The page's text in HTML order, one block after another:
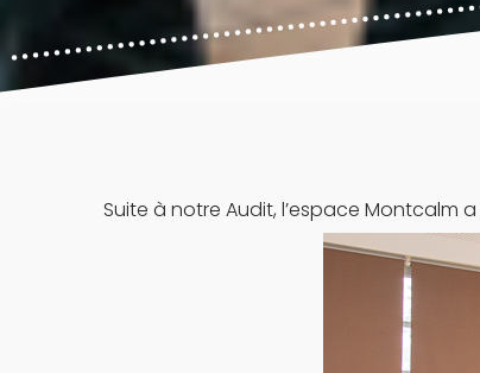
Suite à notre Audit, l’espace Montcalm